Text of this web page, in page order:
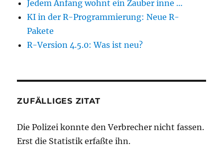
Jedem Anfang wohnt ein Zauber inne …
KI in der R-Programmierung: Neue R-
Pakete
R-Version 4.5.0: Was ist neu?
ZUFÄLLIGES ZITAT
Die Polizei konnte den Verbrecher nicht fassen.
Erst die Statistik erfaßte ihn.